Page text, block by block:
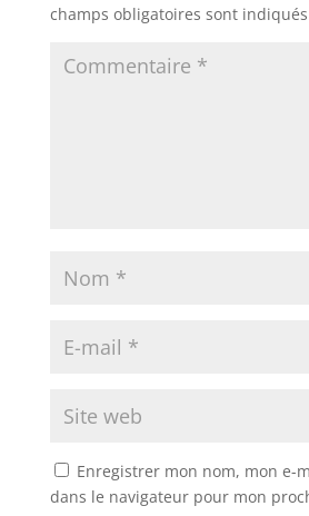
champs obligatoires sont indiqués
Enregistrer mon nom, mon e-
dans le navigateur pour mon